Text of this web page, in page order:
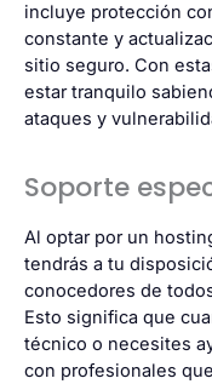
incluye protección
constante y
sitio seguro. Con
estar tranquilo
ataques y
Soporte
Al optar por un
tendrás a tu
conocedores de
Esto significa que
técnico o necesites
con profesionales